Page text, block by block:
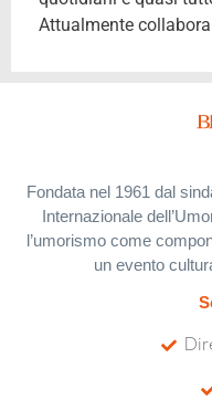
Attualmente collabora
Fondata nel 1961 dal
Internazionale
l’umorismo come
un evento